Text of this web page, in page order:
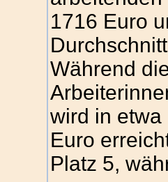
1716 Euro
Während
wird in
Euro
Platz 5,